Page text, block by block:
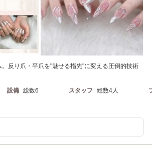
反り爪・平爪を"魅せる指先"に変える圧倒的技術
設備 総数6 スタッフ 総数4人